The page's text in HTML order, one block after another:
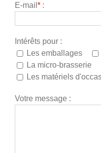
E-mail * :
Intérêts pour :
Les emballages
La micro-brasserie
Les matériels
Votre message :